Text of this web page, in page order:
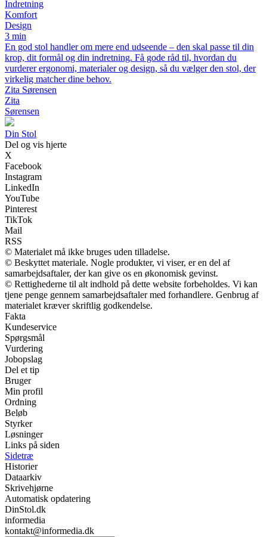
Indretning
Komfort
Design
3 min
En god stol handler om mere end udseende – den skal passe til din
krop, dit formål og din indretning. Få gode råd til, hvordan du
vurderer ergonomi, materialer og design, så du vælger den stol, der
virkelig matcher dine behov.
Zita Sørensen
Zita
Sørensen
Din Stol
Del og vis hjerte
X
Facebook
Instagram
LinkedIn
YouTube
Pinterest
TikTok
Mail
RSS
© Materialet må ikke bruges uden tilladelse.
© Beskyttet materiale. Nogle produkter, vi viser, er en del af
samarbejdsaftaler, der kan give os en økonomisk gevinst.
© Rettighederne til alt indhold på dette website forbeholdes. Vi kan
tjene penge gennem samarbejdsaftaler med forhandlere. Genbrug af
materialet kræver skriftlig godkendelse.
Fakta
Kundeservice
Spørgsmål
Vurdering
Jobopslag
Del et tip
Bruger
Min profil
Ordning
Beløb
Styrker
Løsninger
Links på siden
Sidetræ
Historier
Dataarkiv
Skrivehjørne
Automatisk opdatering
DinStol.dk
informedia
kontakt@informedia.dk